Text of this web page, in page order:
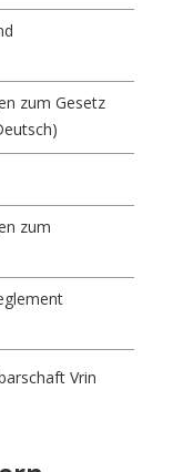
zum Gesetz
zum
Vrin